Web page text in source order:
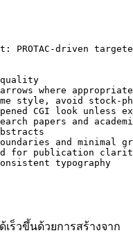
driven
where appropriate
style, avoid stock-
CGI look unless
papers and
and minimal
for publication
typography
ร็วขึ้นด้วยการสร้างจาก